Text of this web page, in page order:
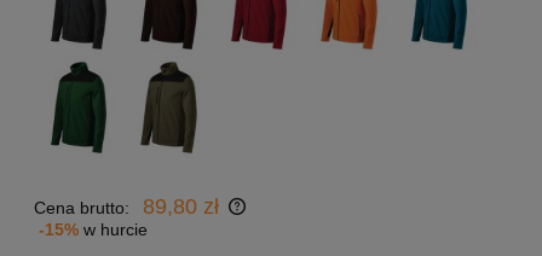
Cena brutto: 89,80 zł
-15% w hurcie